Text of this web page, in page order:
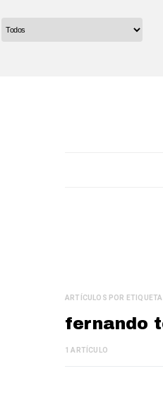
ARTÍCULOS POR ETIQUETA
fernando
1 ARTÍCULO